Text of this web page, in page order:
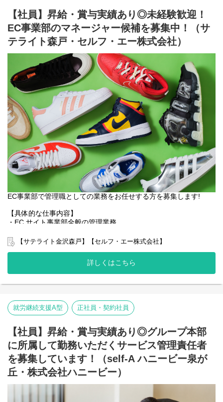
★告知
・企画を元に、内容が分かりやすく魅力が伝わりやすいように、
告知内容をデザイン
・完成した告知情報を、SNS(LINE、Instagram)で告知
★情報管理
・一人でも多くの方に楽しんでいただけるように、過去の参加状
況やお申し込み情報活動内容や費用などを確認して、情報をデー
タで整理
★告知（参加者向け）
・参加者に具体的な情報(待ち合わせ場所、当日のスケジュール、
費用、お小遣いなど)を告知
★開催前準備
・送迎車のガソリン補充や道のり確認、休憩ポイント、参加者情
報などのチェック
・道中のお楽しみとして放映する映画会のDVDレンタルなど皆ん
なで楽しく過ごせるよう準備
★当日運営
・待ち合わせ場所にて集合し出発！トイレ休憩などしながら、目
的地到着
・体験場所で全力で遊ぶ姿がシャッターチャンス！素敵な写真を
撮影
・満喫後、待ち合わせ場所へ帰宅し、解散と片付けをして、終了
★振り返り
・振り返りをして、イベントの内容や参加者からの評価などか
ら、次回のイベントでより楽しんでもらえるよう情報を整理
ージでいきたくなるような、誰かにおすすめしたくなるような情
報としてSNSやホームページで発信
上記の中で、これがやりたいな！これ私もできそう！などご自身
の思いをお聞かせください！
まずは、実際の活動を知っていただけるよう、活動当日見学も可
能ですので、お気軽にご相談ください！
実際の活動の様子はこちら
⇨https://www.instagram.com/kodomo_taikenhiroba
ーーーーーーーーーーーーーーーーーーーーーーーーーーーーー
■業務内容
こちらの求人は事業所配置ではなく、グループ本部に所属して働
いていただくサービス管理責任者を募集しています。
＼普段は自宅最寄りの事業所で勤務していただいてOK！／
本部に所属して直営店事業所や加盟店事業所のSVを担って頂きま
出張が多くなりますので待遇も高くなっております。
また直営店事業所でサビ管の欠員が出た場合は一定期間現場へフ
ォローに入っていただくこともあります。
直営店事業所、加盟店事業所のSV業務/就労施設でのサービス管理
責任者の業務
・個別支援計画の作成一式。（弊社システムを使用して作成して
いきます。）
・利用者さん、ご両親、外部関係機関との連絡調整。
・相談員、事業所支援員との会議、連絡等。
・その他、付随する業務
弊社グループのサービス管理責任者の業務内容は他社さんと比べ
・支援費請求は行いません。代理請求を導入していますので利用
記録のチェックのみです。
ステムを使用しているのでPC１つで管理できる体制となっていま
・行政への変更届等の提出書類のサポートも会社として行ってい
るので資格はもっているが、正直できるか自信のない方でも安心
して働ける環境が整っています。
【社員】昇給・賞与実績あり◎未経験歓迎！
EC事業部のマネージャー候補を募集中！（サ
テライト森戸・セルフ・エー株式会社）
EC事業部で管理職としての業務をお任せする方を募集します!
【具体的な仕事内容】
・EC サイト事業部全般の管理業務
サイト等の業務内容の把握
・ 売上全般の管理
チームで業務をこなし、負荷がかかりすぎないように業務調整し
ているため、残業はほぼ無し。
ンダーにより出勤の場合あり）で、
有給休暇取得率も高いのが当社のウリです。
産休育休の実績もあり、ご家族をお持ちの方も働きやすい環境で
す。
■セルフ・エ一の強み
福祉的就労場所（就労継続支援A型事業所、就労継続支援B型事業
【サテライト金沢森戸】【セルフ・エー株式会社】
詳しくはこちら
就労継続支援A型 正社員・契約社員
【社員】昇給・賞与実績あり◎グループ本部
に所属して勤務いただくサービス管理責任者
を募集しています！（self-A ハニービー泉が
丘・株式会社ハニービー）